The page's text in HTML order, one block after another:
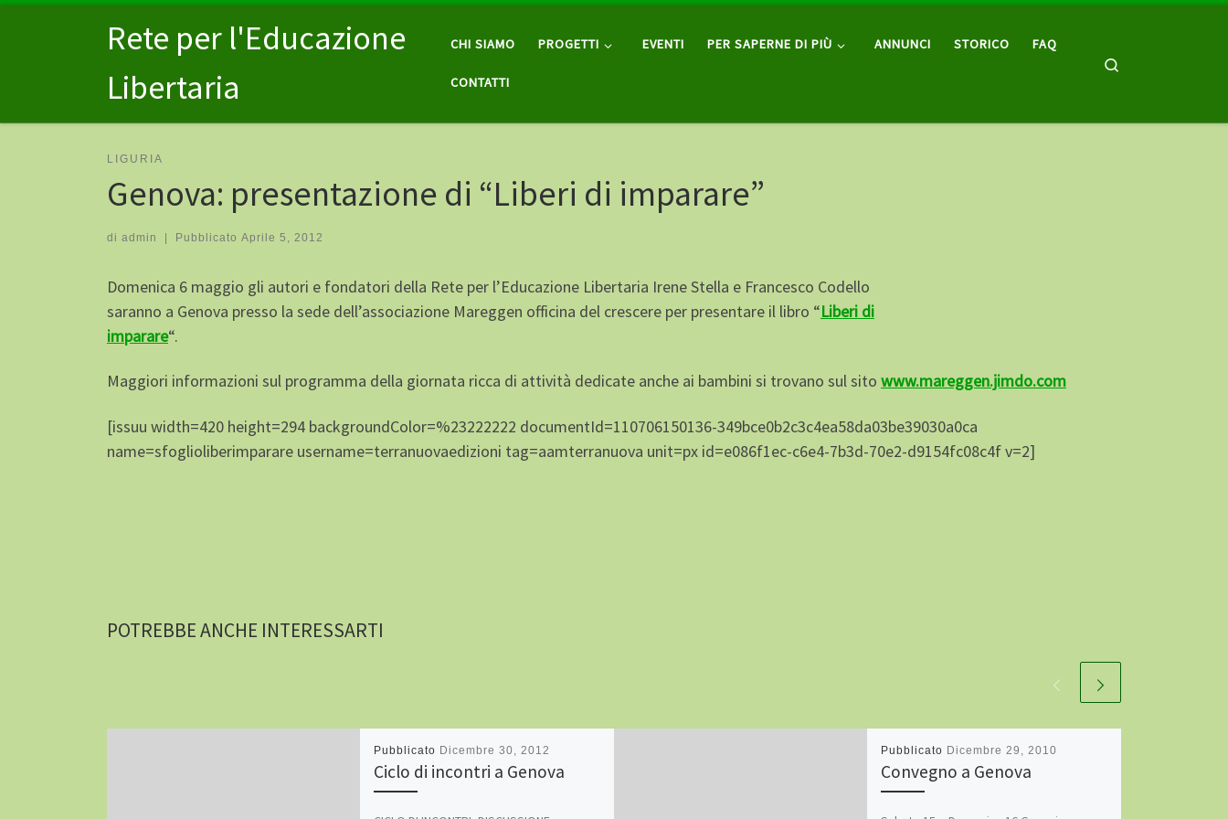
Passa al contenutoRete per l'Educazione
Libertaria
CHI SIAMO PROGETTI EVENTI PER SAPERNE DI PIÙ ANNUNCI STORICO FAQ
CONTATTI
LIGURIA
Genova: presentazione di “Liberi di imparare”
di admin | Pubblicato Aprile 5, 2012
Domenica 6 maggio gli autori e fondatori della Rete per l’Educazione Libertaria Irene Stella e Francesco Codello
saranno a Genova presso la sede dell’associazione Mareggen officina del crescere per presentare il libro “Liberi di
imparare“.
Maggiori informazioni sul programma della giornata ricca di attività dedicate anche ai bambini si trovano sul sito www.mareggen.jimdo.com
[issuu width=420 height=294 backgroundColor=%23222222 documentId=110706150136-349bce0b2c3c4ea58da03be39030a0ca
name=sfoglioliberimparare username=terranuovaedizioni tag=aamterranuova unit=px id=e086f1ec-c6e4-7b3d-70e2-d9154fc08c4f v=2]
POTREBBE ANCHE INTERESSARTI
Pubblicato Dicembre 30, 2012
Ciclo di incontri a Genova
Pubblicato Dicembre 29, 2010
Convegno a Genova